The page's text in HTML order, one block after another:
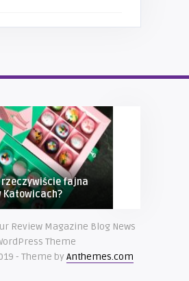
rzeczywiście fajna
Review Magazine Blog News
Theme
- Theme byAnthemes.com